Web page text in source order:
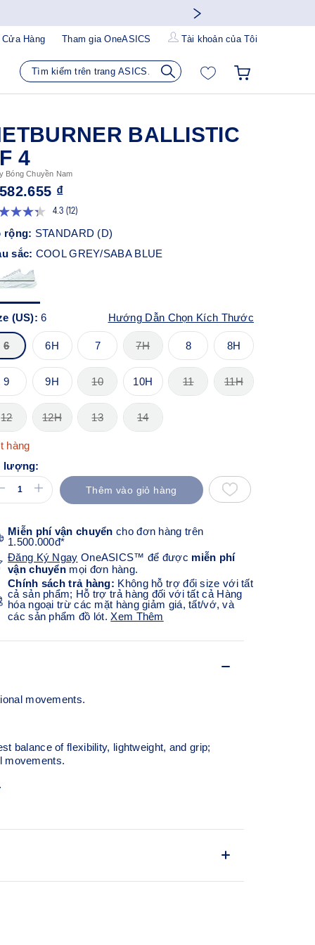
Hàng Tham gia OneASICS Tài khoản của Tôi
BALLISTIC
4
Bóng Chuyền Nam
₫
4.3 Đọc
12
đánh
giá.
Liên
(12)
rộng: STANDARD (D)
sắc: COOL GREY/SABA BLUE
(US):6 Hướng Dẫn Chọn Kích Thước
6 6H 7 7H 8 8H
9 9H 10 10H 11 11H
12 12H 13 14
hàng
lượng:
Thêm vào giỏ hàng
Miễn phí vận chuyển cho đơn hàng trên
1.500.000đ*
Đăng Ký Ngay OneASICS™ để được miễn phí
vận chuyển mọi đơn hàng.
Chính sách trả hàng: Không hỗ trợ đổi size với tất
cả sản phẩm; Hỗ trợ trả hàng đối với tất cả Hàng
hóa ngoại trừ các mặt hàng giảm giá, tất/vớ, và
các sản phẩm đồ lót.Xem Thêm
movements.
balance of flexibility, lightweight, and grip;
movements.​